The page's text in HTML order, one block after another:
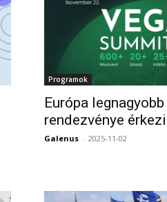
Programok
Európa
rendezvénye
Galenus - 2025-11-02